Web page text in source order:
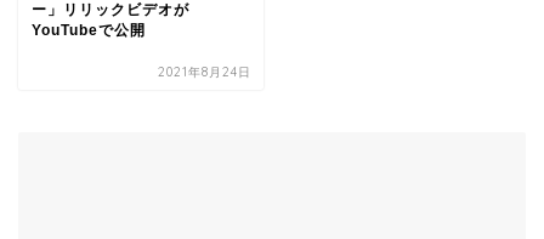
ー」リリックビデオが
YouTubeで公開
2021年8月24日